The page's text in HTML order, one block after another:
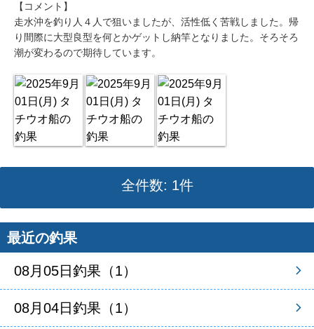
【コメント】
走水沖を釣り人４人で狙いましたが、活性低く苦戦しました。帰
り間際に大型良型を何とかゲットし納竿となりました。そろそろ
潮が変わるので期待しています。
全件数: 1件
最近の釣果
08月05日釣果（1）
08月04日釣果（1）